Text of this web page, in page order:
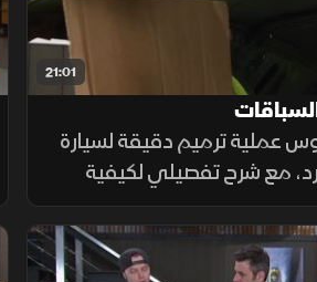
21:01
عملية ترميم دقيقة لسيارة
مع شرح تفصيلي لكيفية
مطابق للمواصفات الأصلية،
المصنعي لهذه السيارة
الخاصة بالسباقات